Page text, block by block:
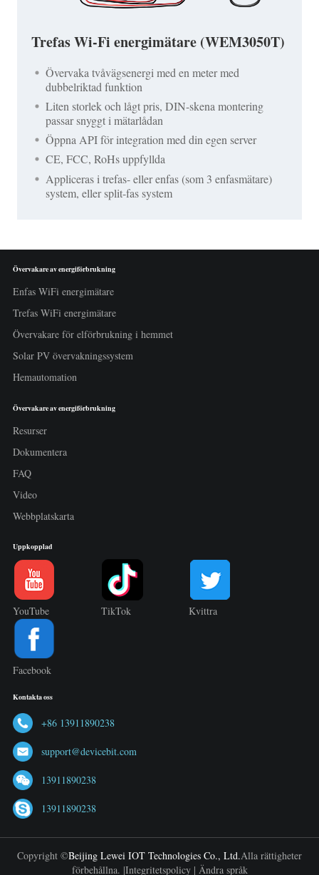
Trefas Wi-Fi energimätare (WEM3050T)
Övervaka tvåvägsenergi med en meter med
dubbelriktad funktion
Liten storlek och lågt pris, DIN-skena montering
passar snyggt i mätarlådan
Öppna API för integration med din egen server
CE, FCC, RoHs uppfyllda
Appliceras i trefas- eller enfas (som 3 enfasmätare)
system, eller split-fas system
Övervakare av energiförbrukning
Enfas WiFi energimätare
Trefas WiFi energimätare
Övervakare för elförbrukning i hemmet
Solar PV övervakningssystem
Hemautomation
Övervakare av energiförbrukning
Resurser
Dokumentera
FAQ
Video
Webbplatskarta
Uppkopplad
YouTube TikTok Kvittra
Facebook
Kontakta oss
+86 13911890238
support@devicebit.com
13911890238
13911890238
Copyright ©Beijing Lewei IOT Technologies Co., Ltd.Alla rättigheter
förbehållna. |Integritetspolicy| Ändra språk